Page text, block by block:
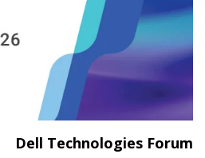
Dell Technologies Forum